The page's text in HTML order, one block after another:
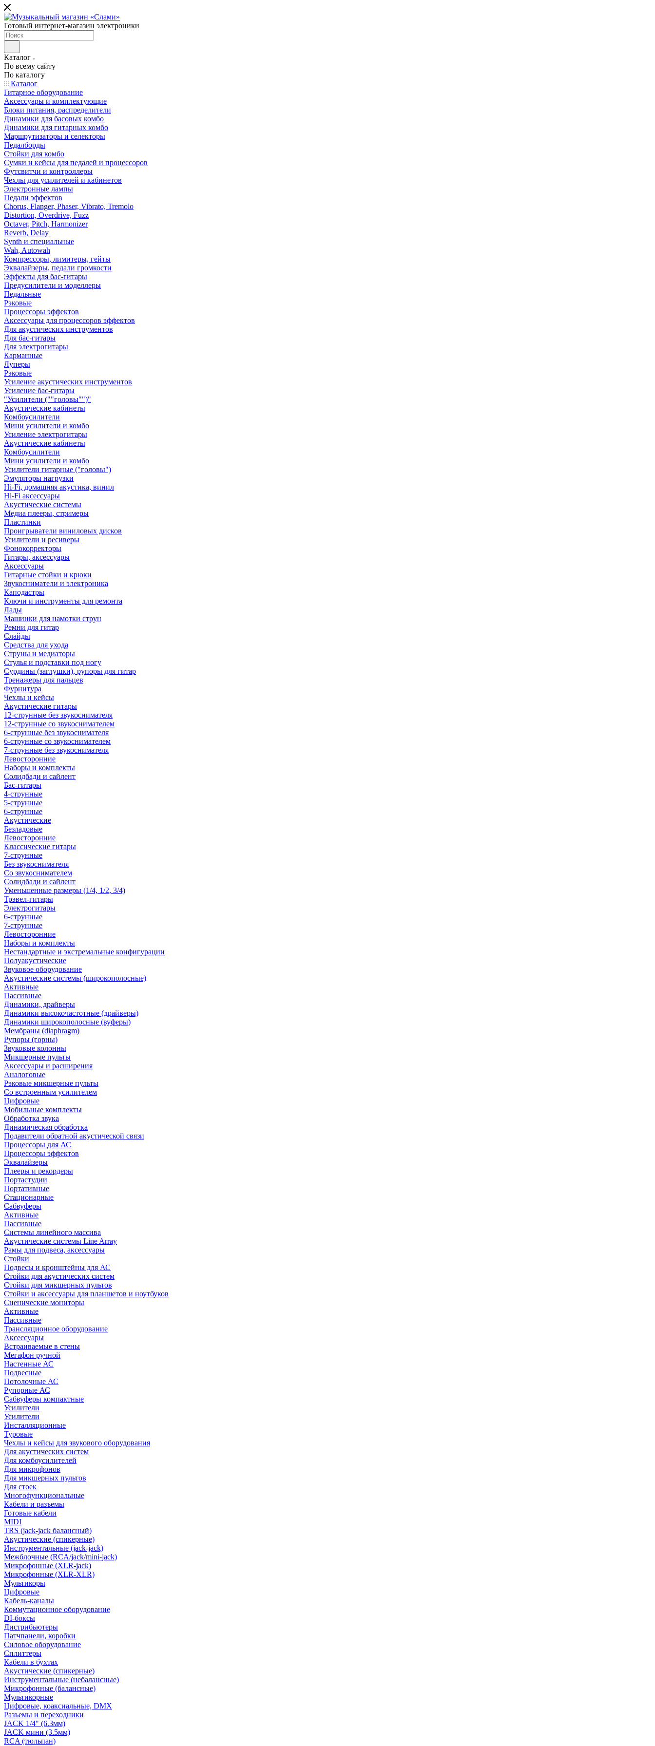
Готовый интернет-магазин электроники
Каталог
По всему сайту
По каталогу
Каталог
Гитарное оборудование
Аксессуары и комплектующие
Блоки питания, распределители
Динамики для басовых комбо
Динамики для гитарных комбо
Маршрутизаторы и селекторы
Педалборды
Стойки для комбо
Сумки и кейсы для педалей и процессоров
Футсвитчи и контроллеры
Чехлы для усилителей и кабинетов
Электронные лампы
Педали эффектов
Chorus, Flanger, Phaser, Vibrato, Tremolo
Distortion, Overdrive, Fuzz
Octaver, Pitch, Harmonizer
Reverb, Delay
Synth и специальные
Wah, Autowah
Компрессоры, лимитеры, гейты
Эквалайзеры, педали громкости
Эффекты для бас-гитары
Предусилители и моделлеры
Педальные
Рэковые
Процессоры эффектов
Аксессуары для процессоров эффектов
Для акустических инструментов
Для бас-гитары
Для электрогитары
Карманные
Луперы
Рэковые
Усиление акустических инструментов
Усиление бас-гитары
"Усилители (""головы"")"
Акустические кабинеты
Комбоусилители
Мини усилители и комбо
Усиление электрогитары
Акустические кабинеты
Комбоусилители
Мини усилители и комбо
Усилители гитарные ("головы")
Эмуляторы нагрузки
Hi-Fi, домашняя акустика, винил
Hi-Fi аксессуары
Акустические системы
Медиа плееры, стримеры
Пластинки
Проигрыватели виниловых дисков
Усилители и ресиверы
Фонокорректоры
Гитары, аксессуары
Аксессуары
Гитарные стойки и крюки
Звукосниматели и электроника
Каподастры
Ключи и инструменты для ремонта
Лады
Машинки для намотки струн
Ремни для гитар
Слайды
Средства для ухода
Струны и медиаторы
Стулья и подставки под ногу
Сурдины (заглушки), рупоры для гитар
Тренажеры для пальцев
Фурнитура
Чехлы и кейсы
Акустические гитары
12-струнные без звукоснимателя
12-струнные со звукоснимателем
6-струнные без звукоснимателя
6-струнные со звукоснимателем
7-струнные без звукоснимателя
Левосторонние
Наборы и комплекты
Солидбади и сайлент
Бас-гитары
4-струнные
5-струнные
6-струнные
Акустические
Безладовые
Левосторонние
Классические гитары
7-струнные
Без звукоснимателя
Со звукоснимателем
Солидбади и сайлент
Уменьшенные размеры (1/4, 1/2, 3/4)
Трэвел-гитары
Электрогитары
6-струнные
7-струнные
Левосторонние
Наборы и комплекты
Нестандартные и экстремальные конфигурации
Полуакустические
Звуковое оборудование
Акустические системы (широкополосные)
Активные
Пассивные
Динамики, драйверы
Динамики высокочастотные (драйверы)
Динамики широкополосные (вуферы)
Мембраны (diaphragm)
Рупоры (горны)
Звуковые колонны
Микшерные пульты
Аксессуары и расширения
Аналоговые
Рэковые микшерные пульты
Со встроенным усилителем
Цифровые
Мобильные комплекты
Обработка звука
Динамическая обработка
Подавители обратной акустической связи
Процессоры для АС
Процессоры эффектов
Эквалайзеры
Плееры и рекордеры
Портастудии
Портативные
Стационарные
Сабвуферы
Активные
Пассивные
Системы линейного массива
Акустические системы Line Array
Рамы для подвеса, аксессуары
Стойки
Подвесы и кронштейны для АС
Стойки для акустических систем
Стойки для микшерных пультов
Стойки и аксессуары для планшетов и ноутбуков
Сценические мониторы
Активные
Пассивные
Трансляционное оборудование
Аксессуары
Встраиваемые в стены
Мегафон ручной
Настенные АС
Подвесные
Потолочные АС
Рупорные АС
Сабвуферы компактные
Усилители
Усилители
Инсталляционные
Туровые
Чехлы и кейсы для звукового оборудования
Для акустических систем
Для комбоусилителей
Для микрофонов
Для микшерных пультов
Для стоек
Многофункциональные
Кабели и разъемы
Готовые кабели
MIDI
TRS (jack-jack балансный)
Акустические (спикерные)
Инструментальные (jack-jack)
Межблочные (RCA/jack/mini-jack)
Микрофонные (XLR-jack)
Микрофонные (XLR-XLR)
Мультикоры
Цифровые
Кабель-каналы
Коммутационное оборудование
DI-боксы
Дистрибьютеры
Патчпанели, коробки
Силовое оборудование
Сплиттеры
Кабели в бухтах
Акустические (спикерные)
Инструментальные (небалансные)
Микрофонные (балансные)
Мультикорные
Цифровые, коаксиальные, DMX
Разъемы и переходники
JACK 1/4" (6.3мм)
JACK мини (3.5мм)
RCA (тюльпан)